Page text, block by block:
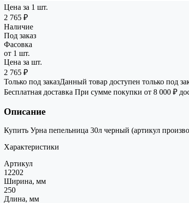
Цена за 1 шт.
2 765 ₽
Наличие
Под заказ
Фасовка
от 1 шт.
Цена за шт.
2 765 ₽
Только под заказДанный товар доступен только под
Бесплатная доставка При сумме покупки от 8 000 ₽
Описание
Купить Урна пепельница 30л черный (артикул
Характеристики
Артикул
12202
Ширина, мм
250
Длина, мм